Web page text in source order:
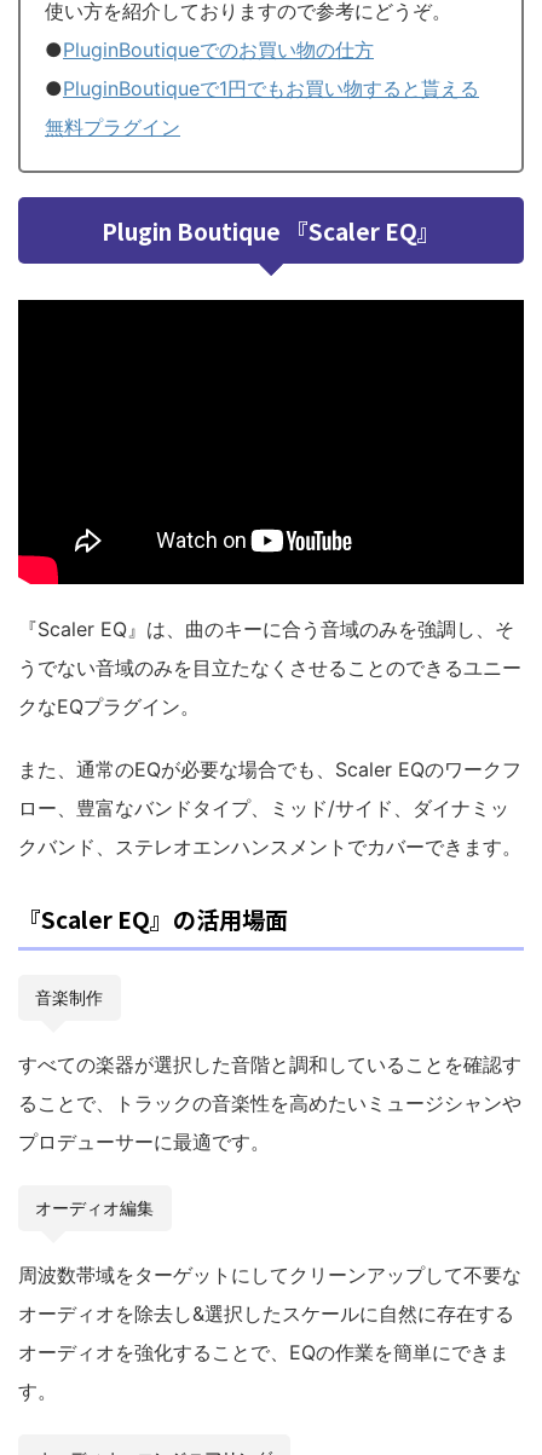
使い方を紹介しておりますので参考にどうぞ。
●PluginBoutiqueでのお買い物の仕方
●PluginBoutiqueで1円でもお買い物すると貰える
無料プラグイン
Plugin Boutique 『Scaler EQ』
『Scaler EQ』は、曲のキーに合う音域のみを強調し、そ
うでない音域のみを目立たなくさせることのできるユニー
クなEQプラグイン。
また、通常のEQが必要な場合でも、Scaler EQのワークフ
ロー、豊富なバンドタイプ、ミッド/サイド、ダイナミッ
クバンド、ステレオエンハンスメントでカバーできます。
『Scaler EQ』の活用場面
音楽制作
すべての楽器が選択した音階と調和していることを確認す
ることで、トラックの音楽性を高めたいミュージシャンや
プロデューサーに最適です。
オーディオ編集
周波数帯域をターゲットにしてクリーンアップして不要な
オーディオを除去し&選択したスケールに自然に存在する
オーディオを強化することで、EQの作業を簡単にできま
す。